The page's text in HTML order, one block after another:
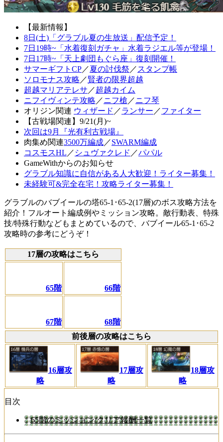
【最新情報】
8日(土)「グラブル夏の生放送」配信予定！
7日19時~「水着復刻ガチャ」水着ラジエル等が登場！
7日17時~「天上劇団もぐら座」復刻開催！
サマーギフトCP／夏の討伐祭 ／ スタンプ帳
ソロモナス攻略 ／賢者の限界超越
超越マリアテレサ ／超越カイム
ニフイヴィンテ攻略 ／ニフ槍 ／ニフ琴
オリジン関連 ウィザード ／ランサー ／ファイター
【古戦場関連】9/21(月)~
次回は9月『光有利古戦場』
肉集め関連3500万編成／SWARM編成
コスモスHL ／ シュヴァクレド ／パパル
GameWithからのお知らせ
グラブル知識に自信がある人大歓迎！ライター募集！
未経験可&完全在宅！攻略ライター募集！
グラブルのバブイールの塔65-1･65-2(17層)のボス攻略方法を
紹介！フルオート編成例やミッション攻略。敵行動表、特殊
技/特殊行動などもまとめているので、バブイール65-1･65-2
攻略時の参考にどうぞ！
17層の攻略はこちら
65階 66階
67階
68階
前後層の攻略はこちら
16層攻
略
17層攻
略
18層攻
略
目次
65階のミッション/クリア報酬一覧